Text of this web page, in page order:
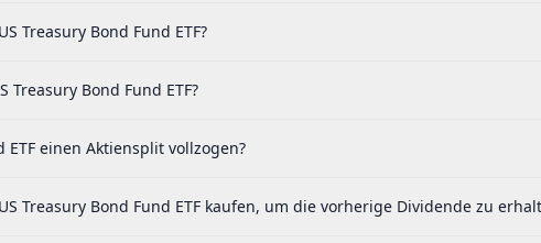
Treasury Bond Fund ETF?
Treasury Bond Fund ETF?
ETF einen Aktiensplit vollzogen?
Treasury Bond Fund ETF kaufen, um die vorherige Dividende zu